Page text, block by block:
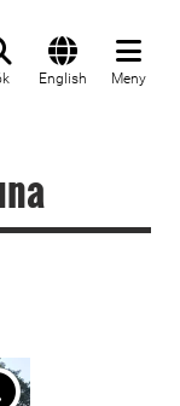
English Meny